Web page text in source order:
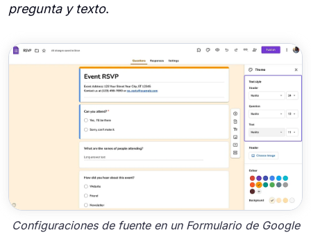
pregunta y texto.
Configuraciones de fuente en un Formulario de Google